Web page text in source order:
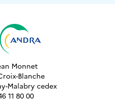
Monnet
Blanche
Malabry cedex
11 80 00